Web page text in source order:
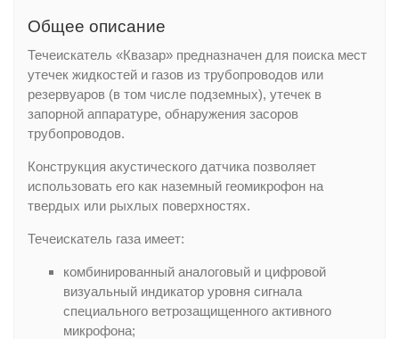
Общее описание
Течеискатель «Квазар» предназначен для поиска мест
утечек жидкостей и газов из трубопроводов или
резервуаров (в том числе подземных), утечек в
запорной аппаратуре, обнаружения засоров
трубопроводов.
Конструкция акустического датчика позволяет
использовать его как наземный геомикрофон на
твердых или рыхлых поверхностях.
Течеискатель газа имеет:
комбинированный аналоговый и цифровой
визуальный индикатор уровня сигнала
специального ветрозащищенного активного
микрофона;